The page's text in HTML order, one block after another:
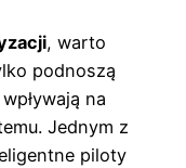
, warto
podnoszą
na
Jednym z
piloty